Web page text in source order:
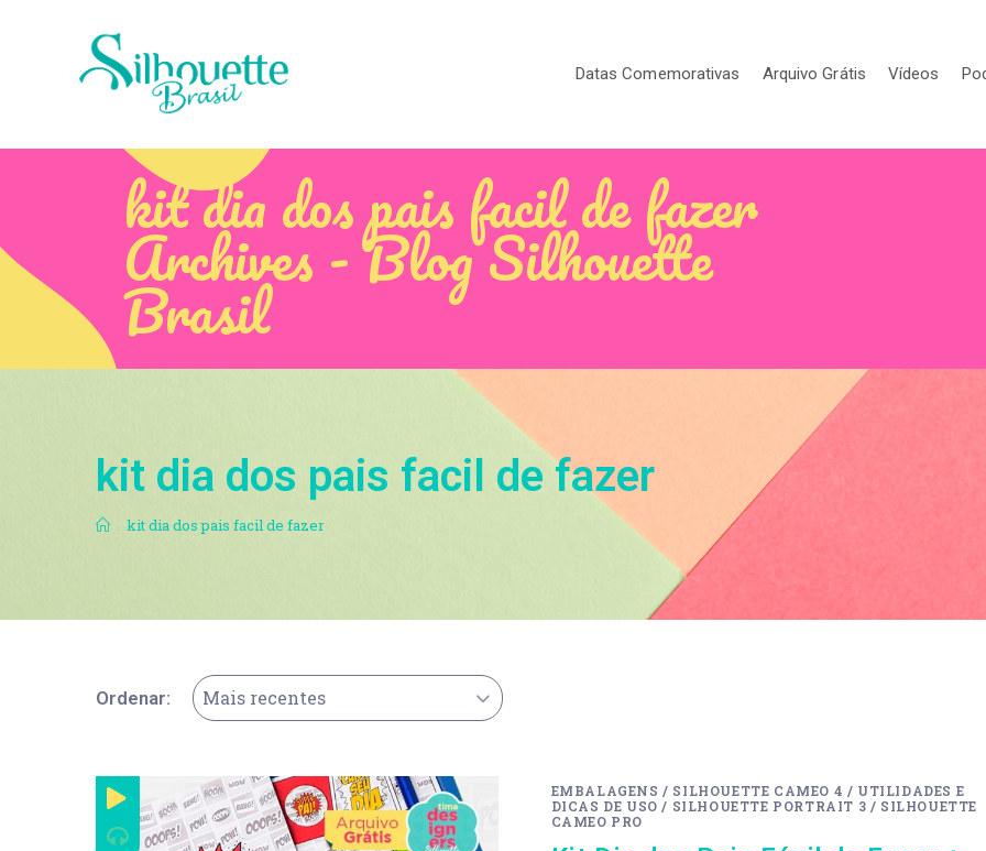
Datas Comemorativas Arquivo Grátis Vídeos
kit dia dos pais facil de fazer
Archives - Blog Silhouette
Brasil
kit dia dos pais facil de fazer
. kit dia dos pais facil de fazer
Ordenar: Mais recentes
EMBALAGENS / SILHOUETTE CAMEO 4 / UTILIDADES E
DICAS DE USO / SILHOUETTE PORTRAIT 3 / SILHOUETTE
CAMEO PRO